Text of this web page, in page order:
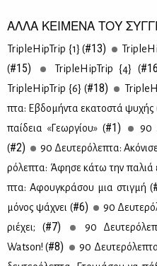
ΑΛΛΑ ΚΕΙΜΕΝΑ ΤΟΥ
TripleHipTrip {1} (#13)
(#15) TripleHipTrip {4} (
TripleHipTrip {6} (#18)
πτα: Εβδο­μή­ντα εκα­το­στά ψυ­χής
παί­δεια «Γε­ωρ­γί­ου» (#1)
90
(#2) 90 Δευ­τε­ρό­λε­πτα:
ρό­λε­πτα: Άφη­σε κά­τω την πα­λιά
πτα: Αφου­γκρά­σου μια στιγ­μή (
μό­νος ψά­χνει (#6)
90
ριέ­χει; (#7)
90
Watson! (#8) 90